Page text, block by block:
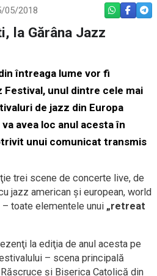
05/2018 WHATSAPP
la Gărâna Jazz
întreaga lume vor fi
Festival, unul dintre cele mai
de jazz din Europa
avea loc anul acesta în
unui comunicat transmis
trei scene de concerte live, de
jazz american şi european, world
toate elementele unui „retreat
la ediţia de anul acesta pe
– scena principală
şi Biserica Catolică din